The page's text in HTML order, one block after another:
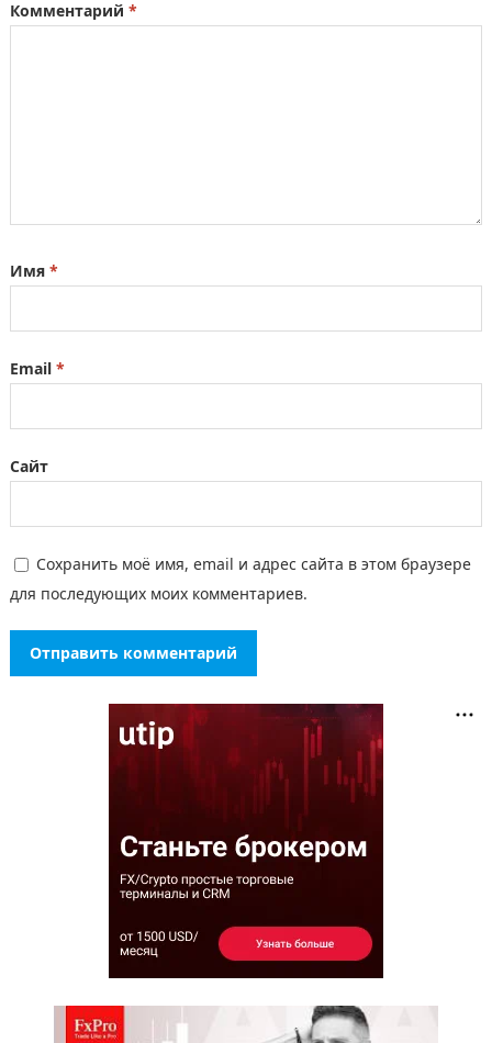
Комментарий *
Имя *
Email *
Сайт
Сохранить моё имя, email и адрес сайта в этом браузере
для последующих моих комментариев.